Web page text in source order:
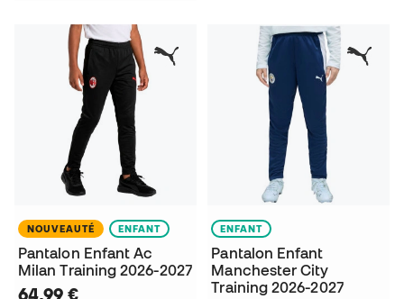
NOUVEAUTÉ ENFANT
Pantalon Enfant Ac
Milan Training 2026-2027
64,99 €
ENFANT
Pantalon Enfant
Manchester City
Training 2026-2027